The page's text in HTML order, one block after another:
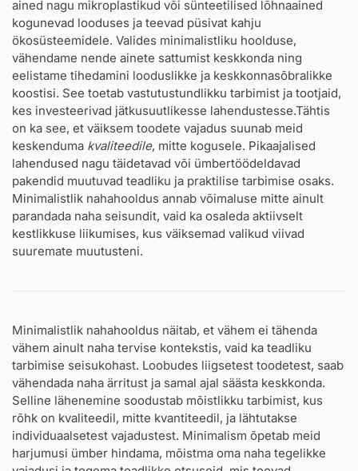
ained nagu mikroplastikud või sünteetilised lõhnaained
kogunevad looduses ja teevad püsivat kahju
ökosüsteemidele. Valides minimalistliku hoolduse,
vähendame nende ainete sattumist keskkonda ning
eelistame tihedamini looduslikke ja keskkonnasõbralikke
koostisi. See toetab vastutustundlikku tarbimist ja tootjaid,
kes investeerivad jätkusuutlikesse lahendustesse.Tähtis
on ka see, et väiksem toodete vajadus suunab meid
keskenduma kvaliteedile, mitte kogusele. Pikaajalised
lahendused nagu täidetavad või ümbertöödeldavad
pakendid muutuvad teadliku ja praktilise tarbimise osaks.
Minimalistlik nahahooldus annab võimaluse mitte ainult
parandada naha seisundit, vaid ka osaleda aktiivselt
kestlikkuse liikumises, kus väiksemad valikud viivad
suuremate muutusteni.
Minimalistlik nahahooldus näitab, et vähem ei tähenda
vähem ainult naha tervise kontekstis, vaid ka teadliku
tarbimise seisukohast. Loobudes liigsetest toodetest, saab
vähendada naha ärritust ja samal ajal säästa keskkonda.
Selline lähenemine soodustab mõistlikku tarbimist, kus
rõhk on kvaliteedil, mitte kvantiteedil, ja lähtutakse
individuaalsetest vajadustest. Minimalism õpetab meid
harjumusi ümber hindama, mõistma oma naha tegelikke